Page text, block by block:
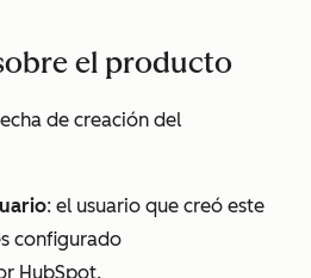
el producto
de creación del
: el usuario que creó este
configurado
HubSpot.